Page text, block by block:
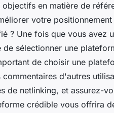
en matière de
votre
? Une fois que vous avez
sélectionner une
de choisir une
commentaires d'autres
de netlinking, et assurez-
crédible vous offrira